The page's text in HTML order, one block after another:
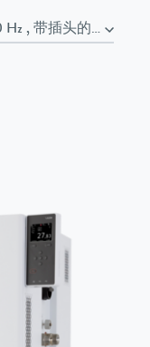
400 V; 3/PE; 50 Hz & 460 V; 3/